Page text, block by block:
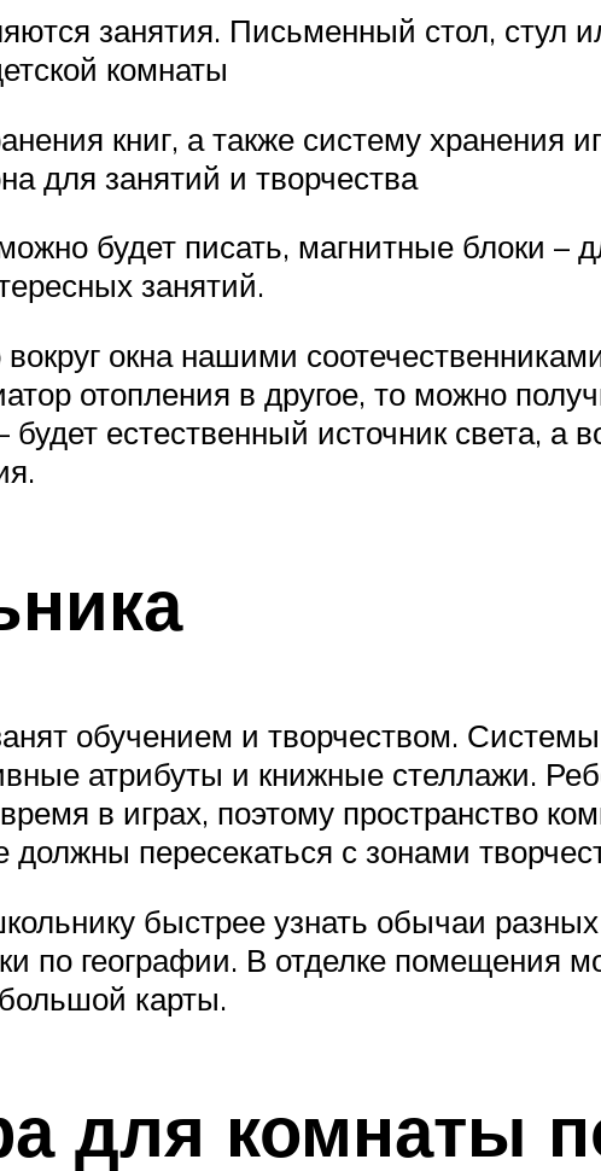
занятия. Письменный стол, стул
комнаты
книг, а также систему хранения
для занятий и творчества
будет писать, магнитные блоки –
занятий.
окна нашими
отопления в другое, то можно
естественный источник света, а
обучением и творчеством.
атрибуты и книжные стеллажи.
в играх, поэтому пространство
должны пересекаться с зонами
быстрее узнать обычаи
по географии. В отделке помещения
карты.
для комнаты